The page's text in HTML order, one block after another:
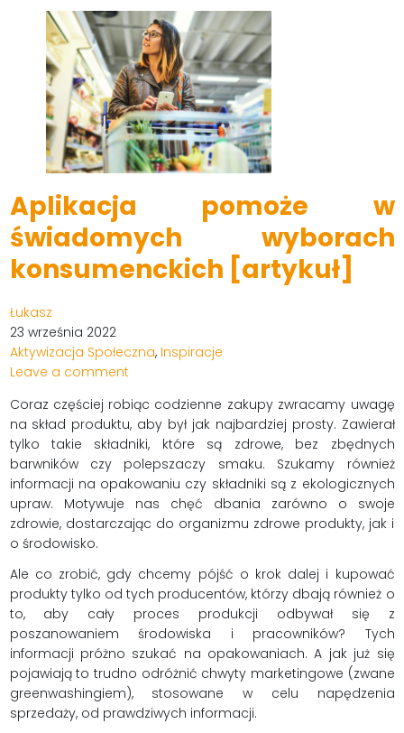
Aplikacja pomoże w
świadomych wyborach
konsumenckich [artykuł]
Łukasz
23 września 2022
Aktywizacja Społeczna, Inspiracje
Leave a comment
Coraz częściej robiąc codzienne zakupy zwracamy uwagę
na skład produktu, aby był jak najbardziej prosty. Zawierał
tylko takie składniki, które są zdrowe, bez zbędnych
barwników czy polepszaczy smaku. Szukamy również
informacji na opakowaniu czy składniki są z ekologicznych
upraw. Motywuje nas chęć dbania zarówno o swoje
zdrowie, dostarczając do organizmu zdrowe produkty, jak i
o środowisko.
Ale co zrobić, gdy chcemy pójść o krok dalej i kupować
produkty tylko od tych producentów, którzy dbają również o
to, aby cały proces produkcji odbywał się z
poszanowaniem środowiska i pracowników? Tych
informacji próżno szukać na opakowaniach. A jak już się
pojawiają to trudno odróżnić chwyty marketingowe (zwane
greenwashingiem), stosowane w celu napędzenia
sprzedaży, od prawdziwych informacji.